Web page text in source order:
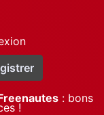
: bons
!